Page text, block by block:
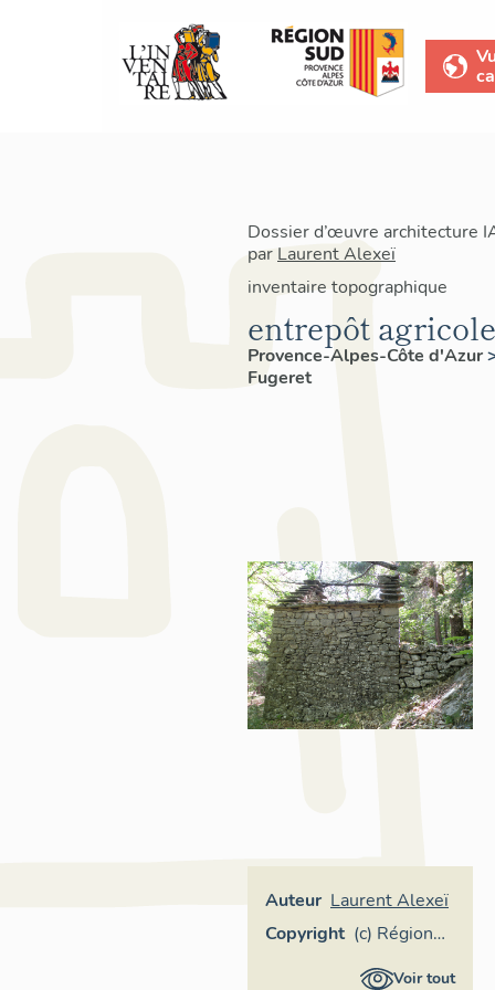
Dossier d’œuvre architecture
par Laurent Alexeï
inventaire topographique
entrepôt agricole
Provence-Alpes-Côte d'Azur
Fugeret
Auteur Laurent Alexeï
Copyright (c) Région
Provence-Voir tout